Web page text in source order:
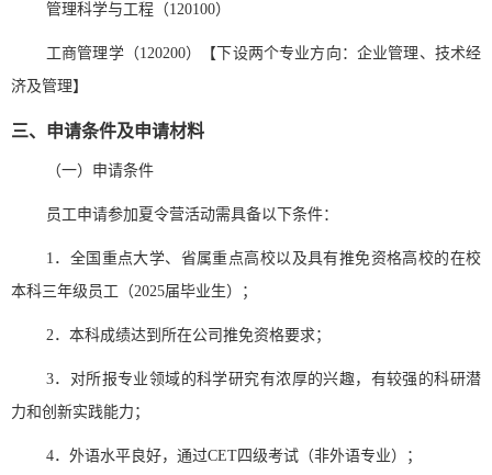
管理科学与工程（120100）
工商管理学（120200）【下设两个专业方向：企业管理、技术经
济及管理】
三、申请条件及申请材料
（一）申请条件
员工申请参加夏令营活动需具备以下条件：
1 ．全国重点大学、省属重点高校以及具有推免资格高校的在校
本科三年级员工（2025届毕业生）；
2．本科成绩达到所在公司推免资格要求；
3．对所报专业领域的科学研究有浓厚的兴趣，有较强的科研潜
力和创新实践能力；
4．外语水平良好，通过CET四级考试（非外语专业）；